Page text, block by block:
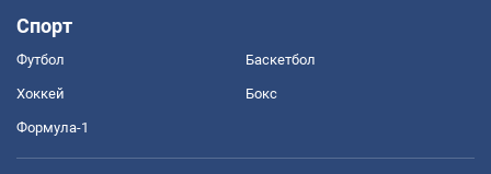
Спорт
Футбол Баскетбол
Хоккей Бокс
Формула-1